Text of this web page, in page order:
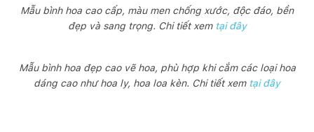
Mẫu bình hoa cao cấp, màu men chống xước, độc đáo, bền
đẹp và sang trọng. Chi tiết xem tại đây
Mẫu bình hoa đẹp cao vẽ hoa, phù hợp khi cắm các loại hoa
dáng cao như hoa ly, hoa loa kèn. Chi tiết xem tại đây